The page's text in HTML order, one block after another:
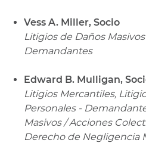
Vess A. Miller, Socio
Litigios de Daños
Demandantes
Edward B. Mulligan,
Litigios Mercantiles,
Personales -
Masivos / Acciones
Derecho de Negligencia